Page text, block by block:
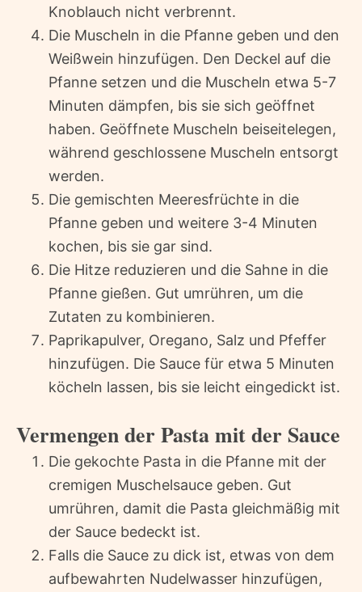
Knoblauch nicht verbrennt.
Die Muscheln in die Pfanne geben und den
Weißwein hinzufügen. Den Deckel auf die
Pfanne setzen und die Muscheln etwa 5-7
Minuten dämpfen, bis sie sich geöffnet
haben. Geöffnete Muscheln beiseitelegen,
während geschlossene Muscheln entsorgt
werden.
Die gemischten Meeresfrüchte in die
Pfanne geben und weitere 3-4 Minuten
kochen, bis sie gar sind.
Die Hitze reduzieren und die Sahne in die
Pfanne gießen. Gut umrühren, um die
Zutaten zu kombinieren.
Paprikapulver, Oregano, Salz und Pfeffer
hinzufügen. Die Sauce für etwa 5 Minuten
köcheln lassen, bis sie leicht eingedickt ist.
Vermengen der Pasta mit der Sauce
Die gekochte Pasta in die Pfanne mit der
cremigen Muschelsauce geben. Gut
umrühren, damit die Pasta gleichmäßig mit
der Sauce bedeckt ist.
Falls die Sauce zu dick ist, etwas von dem
aufbewahrten Nudelwasser hinzufügen,